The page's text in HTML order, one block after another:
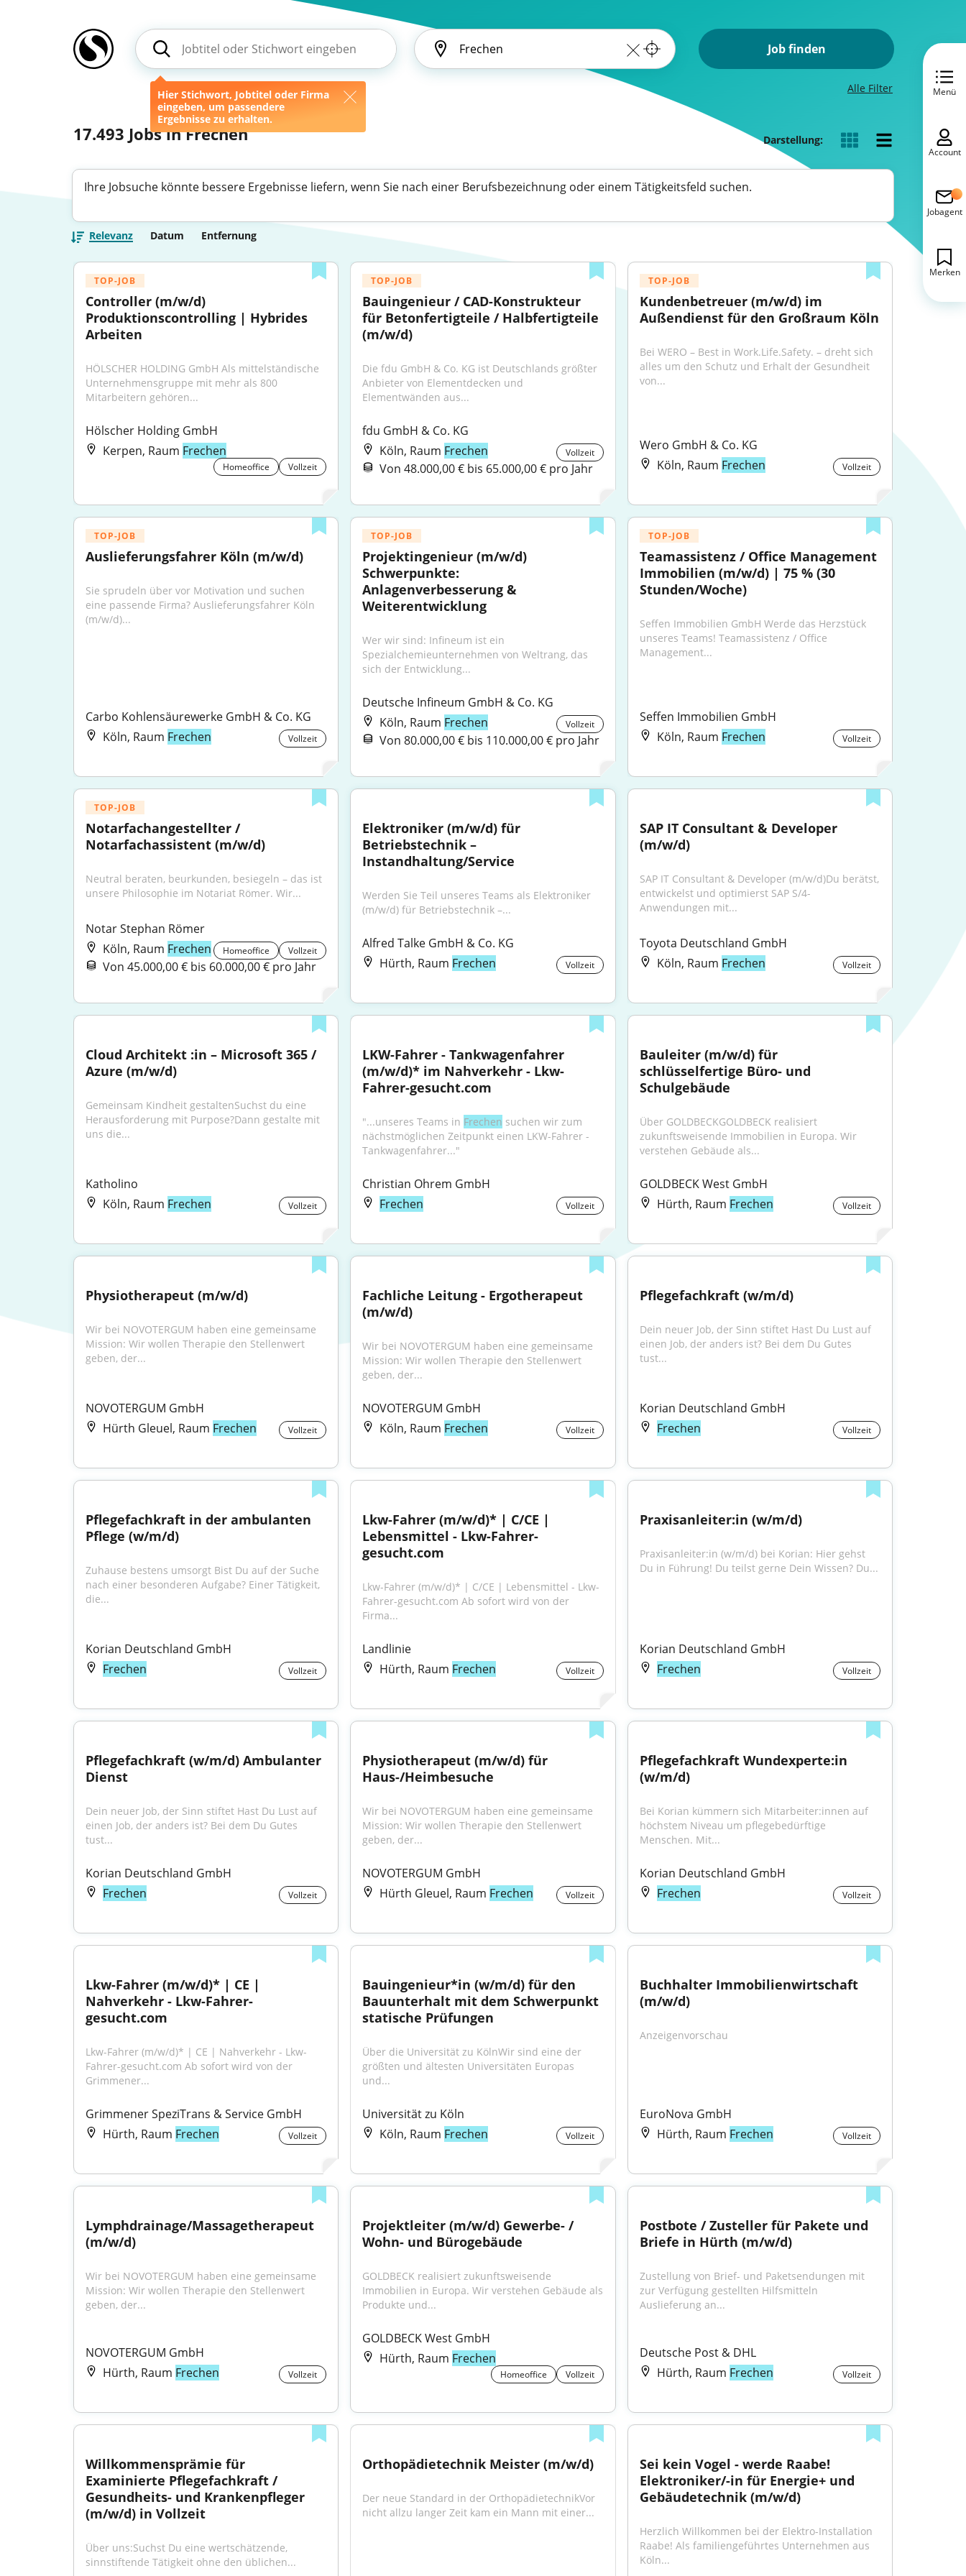
Hier Stichwort, Jobtitel oder Firma
eingeben, um passendere
Ergebnisse zu erhalten.
Job finden
Alle Filter
17.493 Jobs in Frechen Darstellung:
Ihre Jobsuche könnte bessere Ergebnisse liefern, wenn Sie nach einer Berufsbezeichnung oder einem Tätigkeitsfeld suchen.
Relevanz Datum Entfernung
TOP-JOB
Controller (m/w/d)
Produktionscontrolling | Hybrides
Arbeiten
HÖLSCHER HOLDING GmbH Als mittelständische
Unternehmensgruppe mit mehr als 800
Mitarbeitern gehören...
Hölscher Holding GmbH
Kerpen, Raum Frechen
Homeoffice Vollzeit
TOP-JOB
Bauingenieur / CAD-Konstrukteur
für Betonfertigteile / Halbfertigteile
(m/w/d)
Die fdu GmbH & Co. KG ist Deutschlands größter
Anbieter von Elementdecken und
Elementwänden aus...
fdu GmbH & Co. KG
Köln, Raum Frechen Vollzeit
Von 48.000,00 € bis 65.000,00 € pro Jahr
TOP-JOB
Kundenbetreuer (m/w/d) im
Außendienst für den Großraum Köln
Bei WERO – Best in Work.Life.Safety. – dreht sich
alles um den Schutz und Erhalt der Gesundheit
von...
Wero GmbH & Co. KG
Köln, Raum Frechen Vollzeit
TOP-JOB
Auslieferungsfahrer Köln (m/w/d)
Sie sprudeln über vor Motivation und suchen
eine passende Firma? Auslieferungsfahrer Köln
(m/w/d)...
Carbo Kohlensäurewerke GmbH & Co. KG
Köln, Raum Frechen Vollzeit
TOP-JOB
Projektingenieur (m/w/d)
Schwerpunkte:
Anlagenverbesserung &
Weiterentwicklung
Wer wir sind: Infineum ist ein
Spezialchemieunternehmen von Weltrang, das
sich der Entwicklung...
Deutsche Infineum GmbH & Co. KG
Köln, Raum Frechen Vollzeit
Von 80.000,00 € bis 110.000,00 € pro Jahr
TOP-JOB
Teamassistenz / Office Management
Immobilien (m/w/d) | 75 % (30
Stunden/Woche)
Seffen Immobilien GmbH Werde das Herzstück
unseres Teams! Teamassistenz / Office
Management...
Seffen Immobilien GmbH
Köln, Raum Frechen Vollzeit
TOP-JOB
Notarfachangestellter /
Notarfachassistent (m/w/d)
Neutral beraten, beurkunden, besiegeln – das ist
unsere Philosophie im Notariat Römer. Wir...
Notar Stephan Römer
Köln, Raum Frechen Homeoffice Vollzeit
Von 45.000,00 € bis 60.000,00 € pro Jahr
Elektroniker (m/w/d) für
Betriebstechnik –
Instandhaltung/Service
Werden Sie Teil unseres Teams als Elektroniker
(m/w/d) für Betriebstechnik –...
Alfred Talke GmbH & Co. KG
Hürth, Raum Frechen Vollzeit
SAP IT Consultant & Developer
(m/w/d)
SAP IT Consultant & Developer (m/w/d)Du berätst,
entwickelst und optimierst SAP S/4-
Anwendungen mit...
Toyota Deutschland GmbH
Köln, Raum Frechen Vollzeit
Cloud Architekt :in – Microsoft 365 /
Azure (m/w/d)
Gemeinsam Kindheit gestaltenSuchst du eine
Herausforderung mit Purpose?Dann gestalte mit
uns die...
Katholino
Köln, Raum Frechen Vollzeit
LKW-Fahrer - Tankwagenfahrer
(m/w/d)* im Nahverkehr - Lkw-
Fahrer-gesucht.com
"...unseres Teams in Frechen suchen wir zum
nächstmöglichen Zeitpunkt einen LKW-Fahrer -
Tankwagenfahrer..."
Christian Ohrem GmbH
Frechen
Vollzeit
Bauleiter (m/w/d) für
schlüsselfertige Büro- und
Schulgebäude
Über GOLDBECKGOLDBECK realisiert
zukunftsweisende Immobilien in Europa. Wir
verstehen Gebäude als...
GOLDBECK West GmbH
Hürth, Raum Frechen Vollzeit
Physiotherapeut (m/w/d)
Wir bei NOVOTERGUM haben eine gemeinsame
Mission: Wir wollen Therapie den Stellenwert
geben, der...
NOVOTERGUM GmbH
Hürth Gleuel, Raum Frechen Vollzeit
Fachliche Leitung - Ergotherapeut
(m/w/d)
Wir bei NOVOTERGUM haben eine gemeinsame
Mission: Wir wollen Therapie den Stellenwert
geben, der...
NOVOTERGUM GmbH
Köln, Raum Frechen Vollzeit
Pflegefachkraft (w/m/d)
Dein neuer Job, der Sinn stiftet Hast Du Lust auf
einen Job, der anders ist? Bei dem Du Gutes
tust...
Korian Deutschland GmbH
Frechen
Vollzeit
Pflegefachkraft in der ambulanten
Pflege (w/m/d)
Zuhause bestens umsorgt Bist Du auf der Suche
nach einer besonderen Aufgabe? Einer Tätigkeit,
die...
Korian Deutschland GmbH
Frechen
Vollzeit
Lkw-Fahrer (m/w/d)* | C/CE |
Lebensmittel - Lkw-Fahrer-
gesucht.com
Lkw-Fahrer (m/w/d)* | C/CE | Lebensmittel - Lkw-
Fahrer-gesucht.com Ab sofort wird von der
Firma...
Landlinie
Hürth, Raum Frechen Vollzeit
Praxisanleiter:in (w/m/d)
Praxisanleiter:in (w/m/d) bei Korian: Hier gehst
Du in Führung! Du teilst gerne Dein Wissen? Du...
Korian Deutschland GmbH
Frechen
Vollzeit
Pflegefachkraft (w/m/d) Ambulanter
Dienst
Dein neuer Job, der Sinn stiftet Hast Du Lust auf
einen Job, der anders ist? Bei dem Du Gutes
tust...
Korian Deutschland GmbH
Frechen
Vollzeit
Physiotherapeut (m/w/d) für
Haus-/Heimbesuche
Wir bei NOVOTERGUM haben eine gemeinsame
Mission: Wir wollen Therapie den Stellenwert
geben, der...
NOVOTERGUM GmbH
Hürth Gleuel, Raum Frechen Vollzeit
Pflegefachkraft Wundexperte:in
(w/m/d)
Bei Korian kümmern sich Mitarbeiter:innen auf
höchstem Niveau um pflegebedürftige
Menschen. Mit...
Korian Deutschland GmbH
Frechen
Vollzeit
Lkw-Fahrer (m/w/d)* | CE |
Nahverkehr - Lkw-Fahrer-
gesucht.com
Lkw-Fahrer (m/w/d)* | CE | Nahverkehr - Lkw-
Fahrer-gesucht.com Ab sofort wird von der
Grimmener...
Grimmener SpeziTrans & Service GmbH
Hürth, Raum Frechen Vollzeit
Bauingenieur*in (w/m/d) für den
Bauunterhalt mit dem Schwerpunkt
statische Prüfungen
Über die Universität zu KölnWir sind eine der
größten und ältesten Universitäten Europas
und...
Universität zu Köln
Köln, Raum Frechen Vollzeit
Buchhalter Immobilienwirtschaft
(m/w/d)
Anzeigenvorschau
EuroNova GmbH
Hürth, Raum Frechen Vollzeit
Lymphdrainage/Massagetherapeut
(m/w/d)
Wir bei NOVOTERGUM haben eine gemeinsame
Mission: Wir wollen Therapie den Stellenwert
geben, der...
NOVOTERGUM GmbH
Hürth, Raum Frechen Vollzeit
Projektleiter (m/w/d) Gewerbe- /
Wohn- und Bürogebäude
GOLDBECK realisiert zukunftsweisende
Immobilien in Europa. Wir verstehen Gebäude als
Produkte und...
GOLDBECK West GmbH
Hürth, Raum Frechen
Homeoffice Vollzeit
Postbote / Zusteller für Pakete und
Briefe in Hürth (m/w/d)
Zustellung von Brief- und Paketsendungen mit
zur Verfügung gestellten Hilfsmitteln
Auslieferung an...
Deutsche Post & DHL
Hürth, Raum Frechen Vollzeit
Willkommensprämie für
Examinierte Pflegefachkraft /
Gesundheits- und Krankenpfleger
(m/w/d) in Vollzeit
Über uns:Suchst Du eine wertschätzende,
sinnstiftende Tätigkeit ohne den üblichen...
Orthopädietechnik Meister (m/w/d)
Der neue Standard in der OrthopädietechnikVor
nicht allzu langer Zeit kam ein Mann mit einer...
Sei kein Vogel - werde Raabe!
Elektroniker/-in für Energie+ und
Gebäudetechnik (m/w/d)
Herzlich Willkommen bei der Elektro-Installation
Raabe! Als familiengeführtes Unternehmen aus
Köln...
Menü
Account
Jobagent
Merken